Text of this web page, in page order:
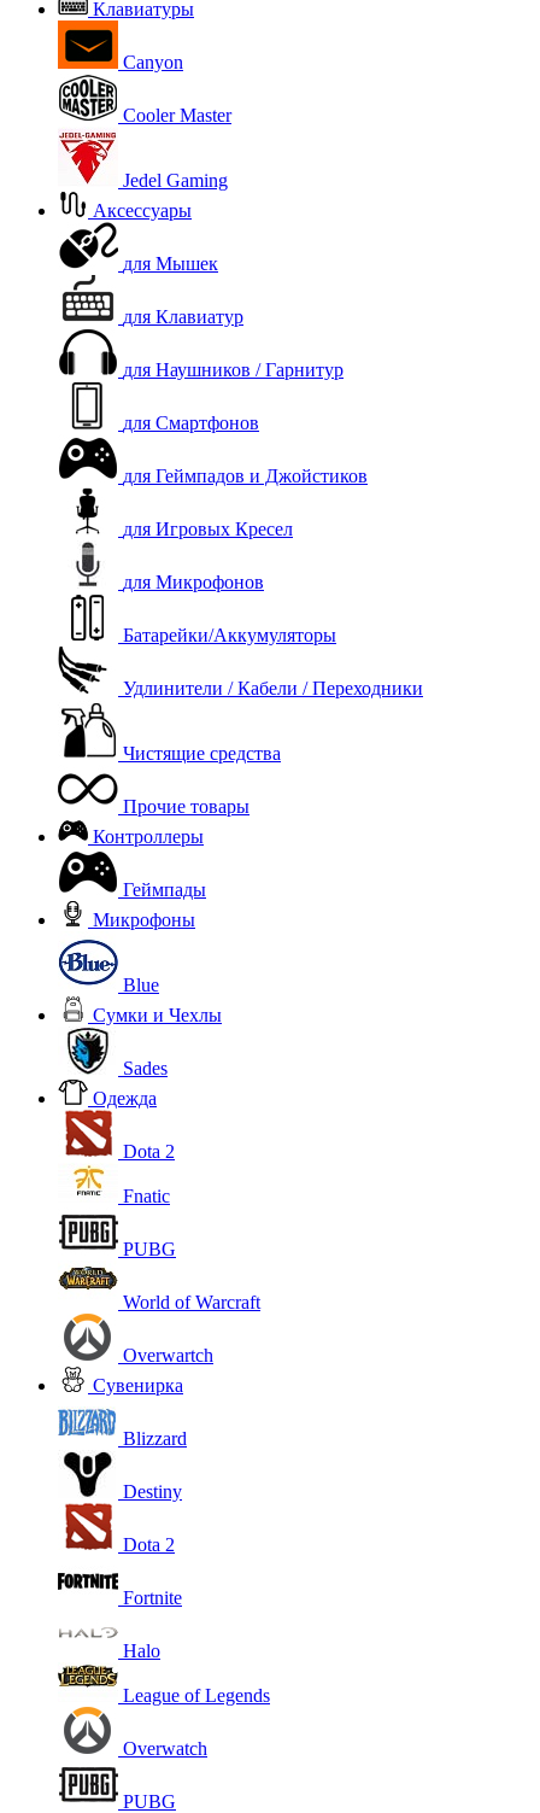
Клавиатуры
Canyon
Cooler Master
Jedel Gaming
Аксессуары
для Мышек
для Клавиатур
для Наушников / Гарнитур
для Смартфонов
для Геймпадов и Джойстиков
для Игровых Кресел
для Микрофонов
Батарейки/Аккумуляторы
Удлинители / Кабели / Переходники
Чистящие средства
Прочие товары
Контроллеры
Геймпады
Микрофоны
Blue
Сумки и Чехлы
Sades
Одежда
Dota 2
Fnatic
PUBG
World of Warcraft
Overwartch
Сувенирка
Blizzard
Destiny
Dota 2
Fortnite
Halo
League of Legends
Overwatch
PUBG